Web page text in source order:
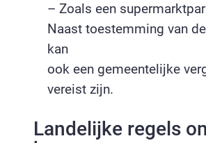
– Zoals een
Naast toestemming van
kan
ook een gemeentelijke
vereist zijn.
Landelijke regels